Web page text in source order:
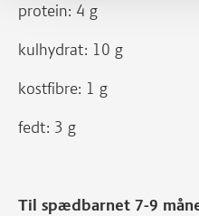
protein: 4 g
kulhydrat: 10 g
kostfibre: 1 g
fedt: 3 g
Til spædbarnet 7-9